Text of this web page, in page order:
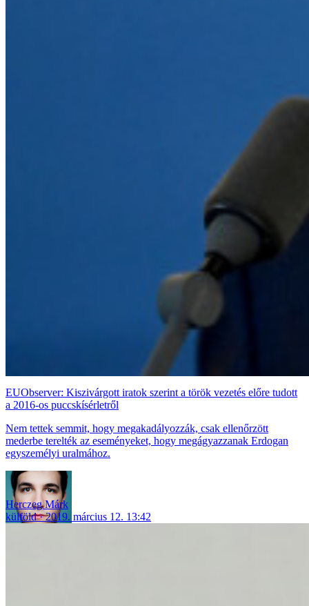
EUObserver: Kiszivárgott iratok szerint a török vezetés előre tudott
a 2016-os puccskísérletről
Nem tettek semmit, hogy megakadályozzák, csak ellenőrzött
mederbe terelték az eseményeket, hogy megágyazzanak Erdogan
egyszemélyi uralmához.
Herczeg Márk
külföld
2019. március 12. 13:42